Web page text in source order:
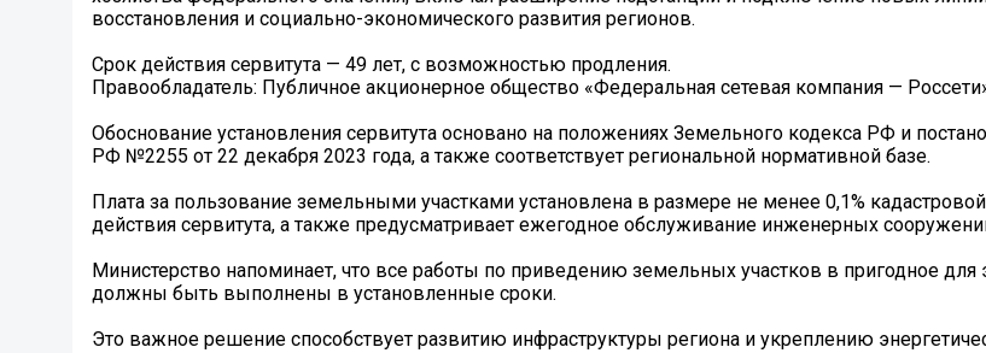
восстановления и социально-экономического развития регионов.
Срок действия сервитута — 49 лет, с возможностью продления.
Правообладатель: Публичное акционерное общество «Федеральная сетевая компания —
Обоснование установления сервитута основано на положениях Земельного кодекса РФ и
РФ №2255 от 22 декабря 2023 года, а также соответствует региональной нормативной базе.
Плата за пользование земельными участками установлена в размере не менее 0,1%
действия сервитута, а также предусматривает ежегодное обслуживание инженерных
Министерство напоминает, что все работы по приведению земельных участков в пригодное для
должны быть выполнены в установленные сроки.
Это важное решение способствует развитию инфраструктуры региона и укреплению